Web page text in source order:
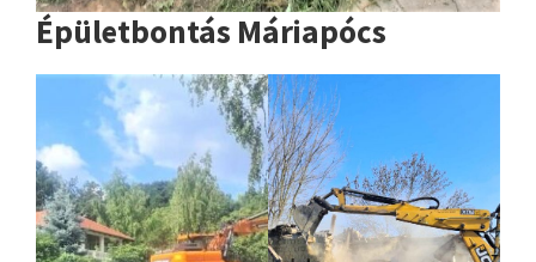
Épületbontás Máriapócs